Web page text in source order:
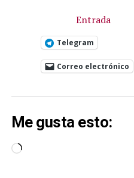
Entrada
Telegram
Correo electrónico
Me gusta esto:
Cargando...